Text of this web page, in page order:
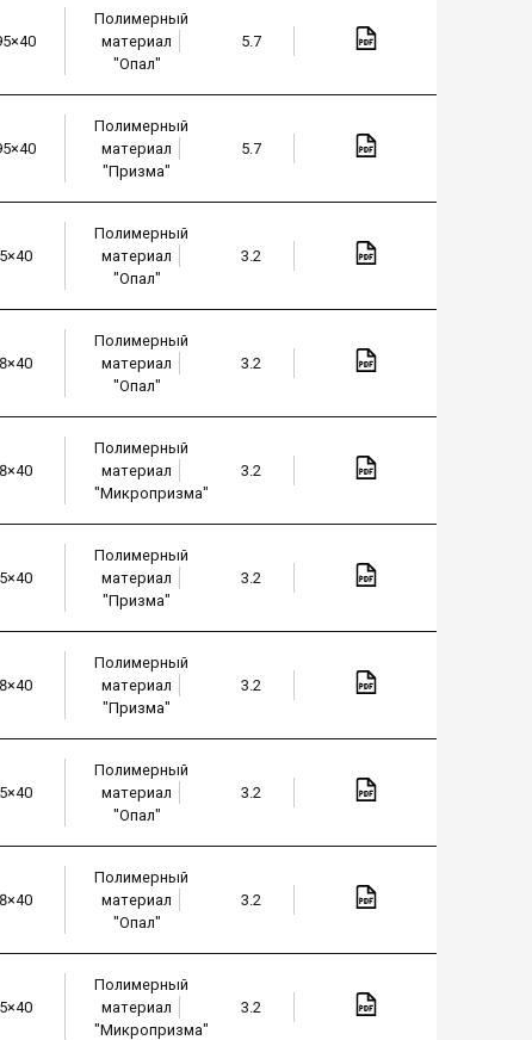
Полимерный
материал
"Опал"
5.7
Полимерный
материал
"Призма"
5.7
Полимерный
материал
"Опал"
3.2
Полимерный
материал
"Опал"
3.2
Полимерный
материал
"Микропризма"
3.2
Полимерный
материал
"Призма"
3.2
Полимерный
материал
"Призма"
3.2
Полимерный
материал
"Опал"
3.2
Полимерный
материал
"Опал"
3.2
Полимерный
материал
"Микропризма"
3.2